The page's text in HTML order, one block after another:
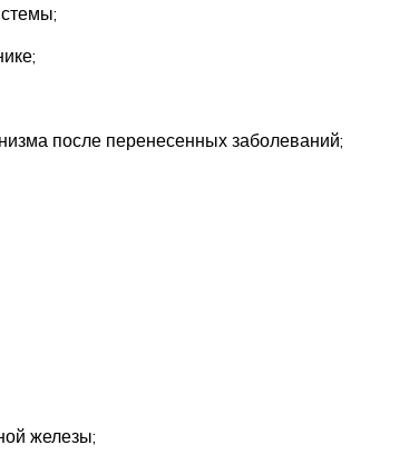
после перенесенных заболеваний;
железы;